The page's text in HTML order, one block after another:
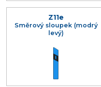
Z11e
Směrový sloupek (modrý
levý)